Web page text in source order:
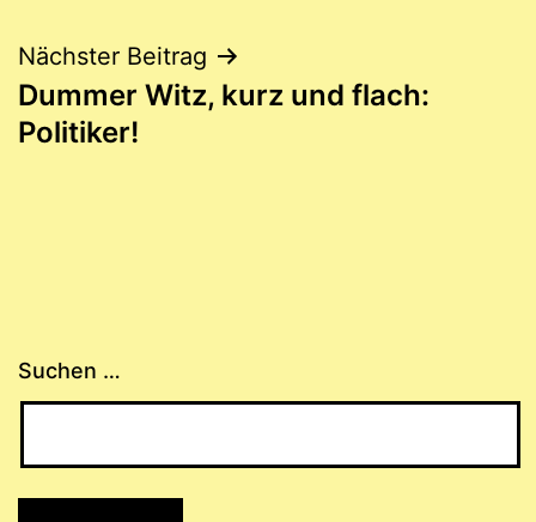
Nächster Beitrag
Dummer Witz, kurz und flach:
Politiker!
Suchen …